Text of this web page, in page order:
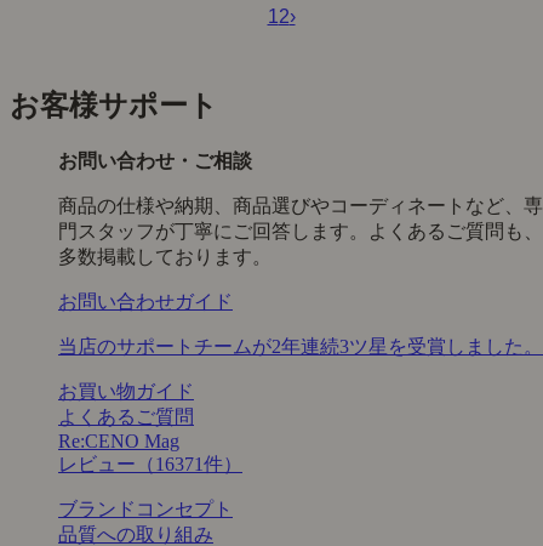
12›
お客様サポート
お問い合わせ・ご相談
商品の仕様や納期、商品選びやコーディネートなど、専
門スタッフが丁寧にご回答します。よくあるご質問も、
多数掲載しております。
お問い合わせガイド
当店のサポートチームが2年連続3ツ星を受賞しました。
お買い物ガイド
よくあるご質問
Re:CENO Mag
レビュー（16371件）
ブランドコンセプト
品質への取り組み